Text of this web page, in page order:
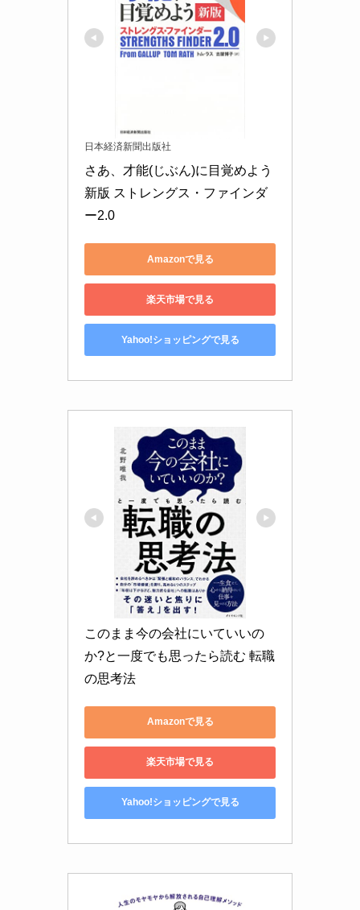
日本経済新聞出版社
さあ、才能(じぶん)に目覚めよう
新版 ストレングス・ファインダ
ー2.0
Amazonで見る
楽天市場で見る
Yahoo!ショッピングで見る
このまま今の会社にいていいの
か?と一度でも思ったら読む 転職
の思考法
Amazonで見る
楽天市場で見る
Yahoo!ショッピングで見る